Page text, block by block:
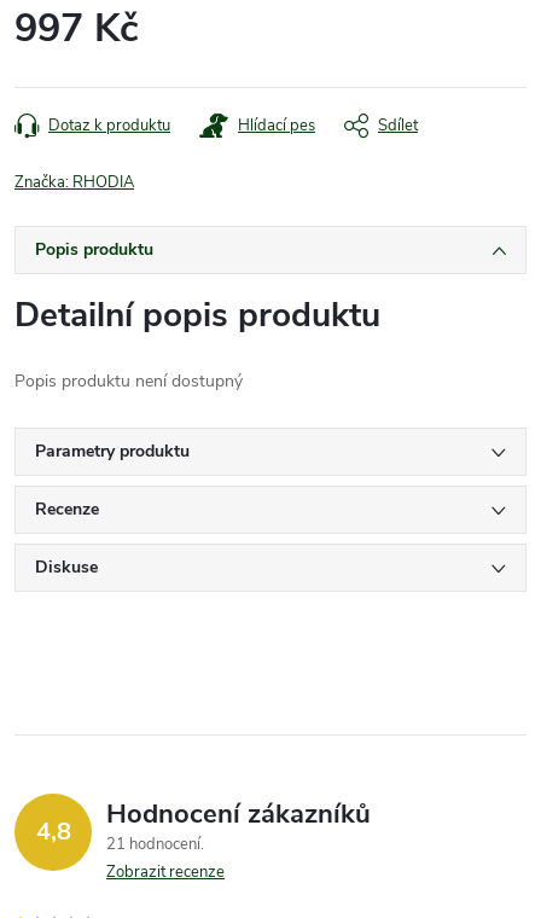
997 Kč
cena:
Dotaz k produktu Hlídací pes Sdílet
Značka: RHODIA
Popis produktu
Detailní popis produktu
Popis produktu není dostupný
Parametry produktu
Recenze
Diskuse
4,8 Hodnocení zákazníků
21 hodnocení
Zobrazit recenze